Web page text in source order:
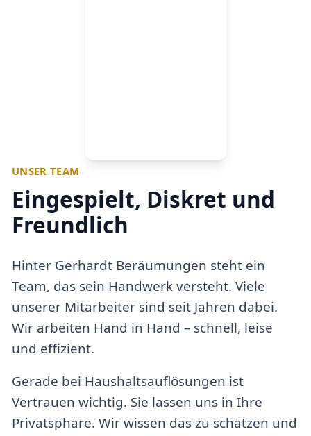
UNSER TEAM
Eingespielt, Diskret und
Freundlich
Hinter Gerhardt Beräumungen steht ein
Team, das sein Handwerk versteht. Viele
unserer Mitarbeiter sind seit Jahren dabei.
Wir arbeiten Hand in Hand – schnell, leise
und effizient.
Gerade bei Haushaltsauflösungen ist
Vertrauen wichtig. Sie lassen uns in Ihre
Privatsphäre. Wir wissen das zu schätzen und